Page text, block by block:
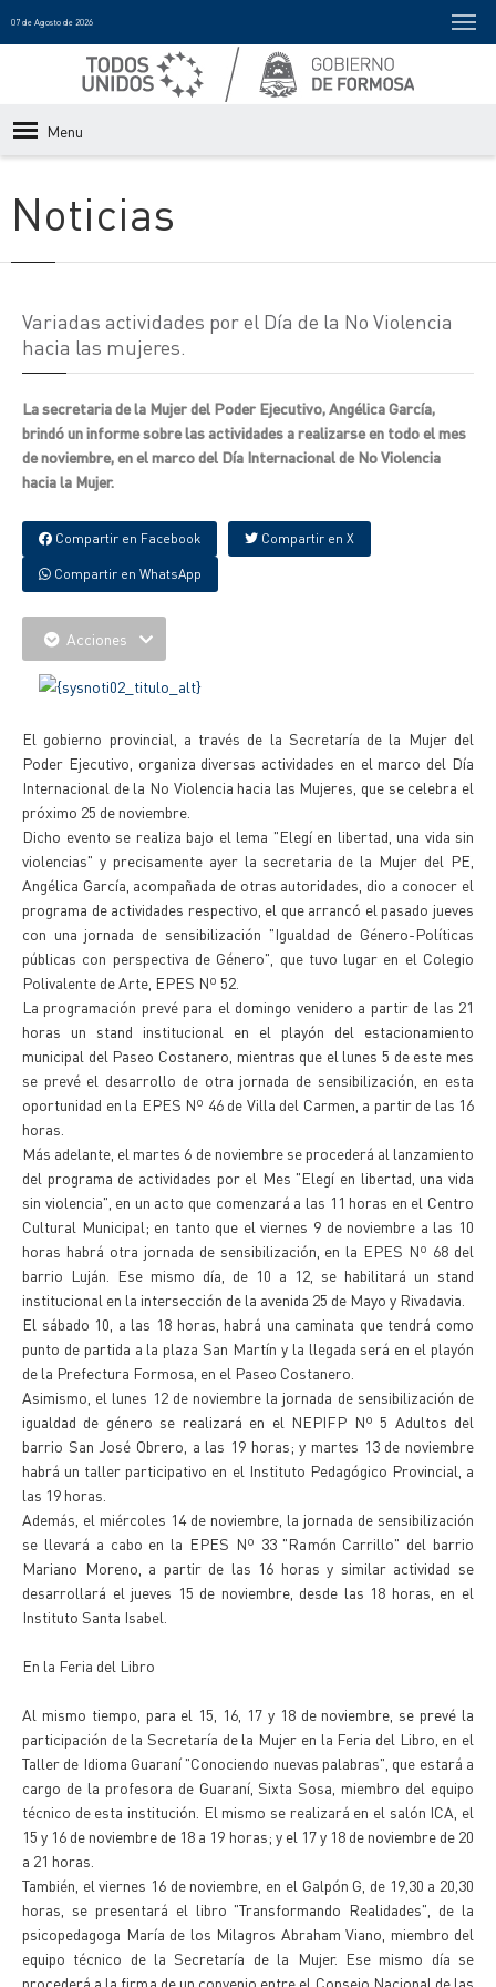
07 de Agosto de 2026
Menu
Noticias
Variadas actividades por el Día de la No Violencia
hacia las mujeres.
La secretaria de la Mujer del Poder Ejecutivo, Angélica García,
brindó un informe sobre las actividades a realizarse en todo el mes
de noviembre, en el marco del Día Internacional de No Violencia
hacia la Mujer.
Compartir en Facebook Compartir en X
Compartir en WhatsApp
Acciones
El gobierno provincial, a través de la Secretaría de la Mujer del
Poder Ejecutivo, organiza diversas actividades en el marco del Día
Internacional de la No Violencia hacia las Mujeres, que se celebra el
próximo 25 de noviembre.
Dicho evento se realiza bajo el lema "Elegí en libertad, una vida sin
violencias" y precisamente ayer la secretaria de la Mujer del PE,
Angélica García, acompañada de otras autoridades, dio a conocer el
programa de actividades respectivo, el que arrancó el pasado jueves
con una jornada de sensibilización "Igualdad de Género-Políticas
públicas con perspectiva de Género", que tuvo lugar en el Colegio
Polivalente de Arte, EPES Nº 52.
La programación prevé para el domingo venidero a partir de las 21
horas un stand institucional en el playón del estacionamiento
municipal del Paseo Costanero, mientras que el lunes 5 de este mes
se prevé el desarrollo de otra jornada de sensibilización, en esta
oportunidad en la EPES Nº 46 de Villa del Carmen, a partir de las 16
horas.
Más adelante, el martes 6 de noviembre se procederá al lanzamiento
del programa de actividades por el Mes "Elegí en libertad, una vida
sin violencia", en un acto que comenzará a las 11 horas en el Centro
Cultural Municipal; en tanto que el viernes 9 de noviembre a las 10
horas habrá otra jornada de sensibilización, en la EPES Nº 68 del
barrio Luján. Ese mismo día, de 10 a 12, se habilitará un stand
institucional en la intersección de la avenida 25 de Mayo y Rivadavia.
El sábado 10, a las 18 horas, habrá una caminata que tendrá como
punto de partida a la plaza San Martín y la llegada será en el playón
de la Prefectura Formosa, en el Paseo Costanero.
Asimismo, el lunes 12 de noviembre la jornada de sensibilización de
igualdad de género se realizará en el NEPIFP Nº 5 Adultos del
barrio San José Obrero, a las 19 horas; y martes 13 de noviembre
habrá un taller participativo en el Instituto Pedagógico Provincial, a
las 19 horas.
Además, el miércoles 14 de noviembre, la jornada de sensibilización
se llevará a cabo en la EPES Nº 33 "Ramón Carrillo" del barrio
Mariano Moreno, a partir de las 16 horas y similar actividad se
desarrollará el jueves 15 de noviembre, desde las 18 horas, en el
Instituto Santa Isabel.
En la Feria del Libro
Al mismo tiempo, para el 15, 16, 17 y 18 de noviembre, se prevé la
participación de la Secretaría de la Mujer en la Feria del Libro, en el
Taller de Idioma Guaraní "Conociendo nuevas palabras", que estará a
cargo de la profesora de Guaraní, Sixta Sosa, miembro del equipo
técnico de esta institución. El mismo se realizará en el salón ICA, el
15 y 16 de noviembre de 18 a 19 horas; y el 17 y 18 de noviembre de 20
a 21 horas.
También, el viernes 16 de noviembre, en el Galpón G, de 19,30 a 20,30
horas, se presentará el libro "Transformando Realidades", de la
psicopedagoga María de los Milagros Abraham Viano, miembro del
equipo técnico de la Secretaría de la Mujer. Ese mismo día se
procederá a la firma de un convenio entre el Consejo Nacional de las